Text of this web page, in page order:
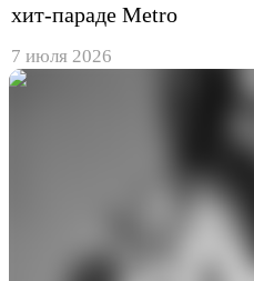
хит-параде Metro
7 июля 2026